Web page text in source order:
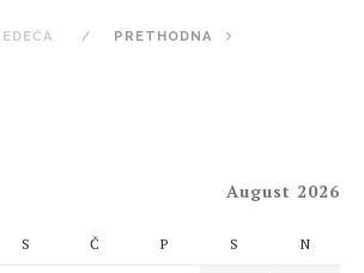
PRETHODNA
August 2026
S Č P S N